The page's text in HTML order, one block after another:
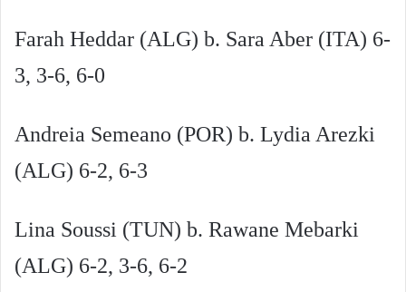
Farah Heddar (ALG) b. Sara Aber (ITA) 6-
3, 3-6, 6-0
Andreia Semeano (POR) b. Lydia Arezki
(ALG) 6-2, 6-3
Lina Soussi (TUN) b. Rawane Mebarki
(ALG) 6-2, 3-6, 6-2